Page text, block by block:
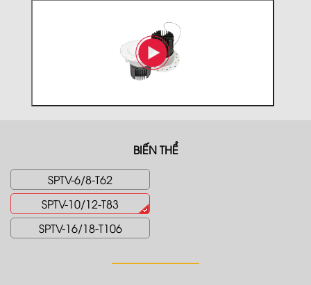
BIẾN THỂ
SPTV-6/8-T62
SPTV-10/12-T83
SPTV-16/18-T106